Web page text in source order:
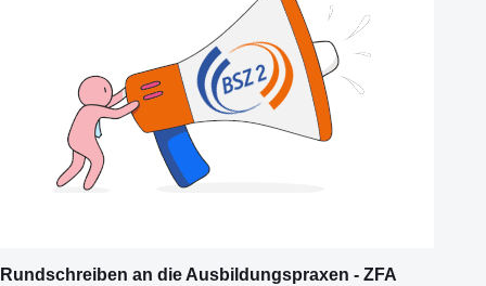
Rundschreiben an die Ausbildungspraxen - ZFA